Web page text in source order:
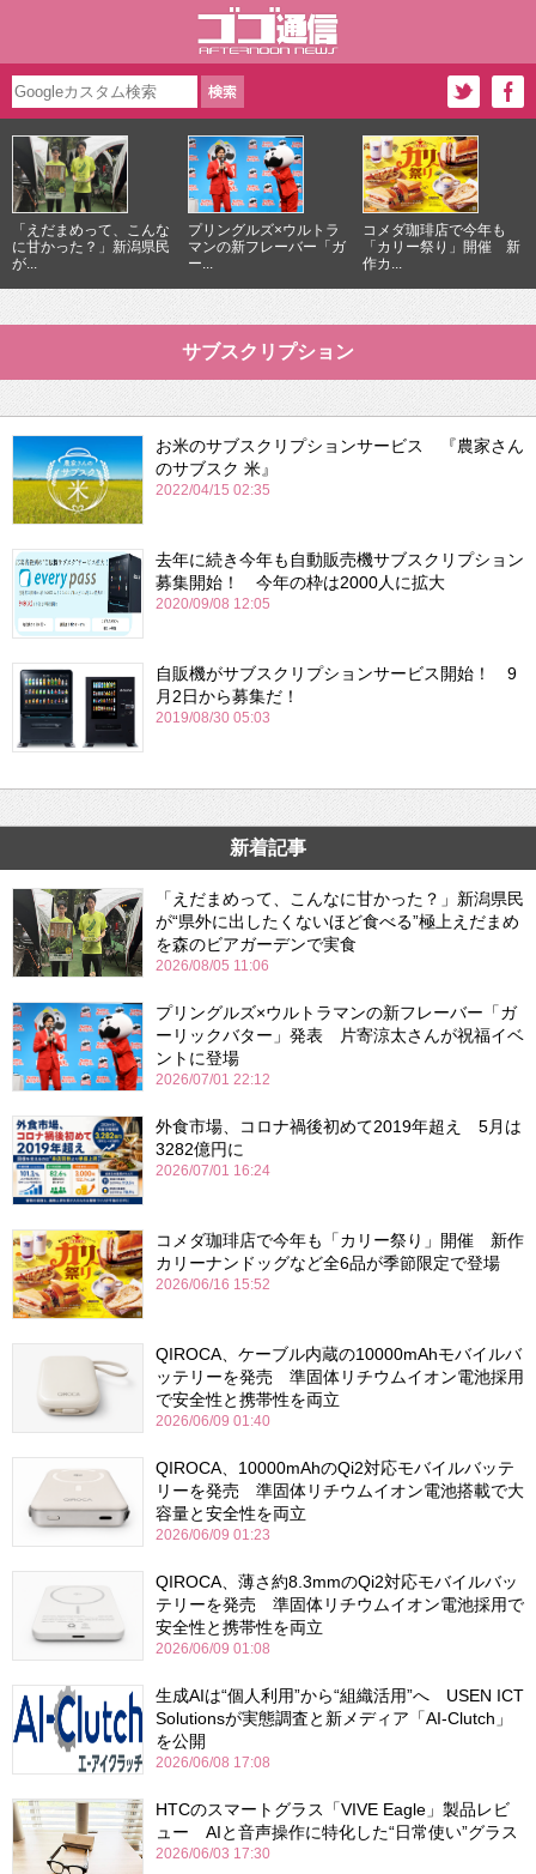
「えだまめって、こんな
に甘かった？」新潟県民
が...
プリングルズ×ウルトラ
マンの新フレーバー「ガ
ー...
コメダ珈琲店で今年も
「カリー祭り」開催 新
作カ...
サブスクリプション
お米のサブスクリプションサービス 『農家さん
のサブスク 米』
2022/04/15 02:35
去年に続き今年も自動販売機サブスクリプション
募集開始！ 今年の枠は2000人に拡大
2020/09/08 12:05
自販機がサブスクリプションサービス開始！ 9
月2日から募集だ！
2019/08/30 05:03
新着記事
「えだまめって、こんなに甘かった？」新潟県民
が“県外に出したくないほど食べる”極上えだまめ
を森のビアガーデンで実食
2026/08/05 11:06
プリングルズ×ウルトラマンの新フレーバー「ガ
ーリックバター」発表 片寄涼太さんが祝福イベ
ントに登場
2026/07/01 22:12
外食市場、コロナ禍後初めて2019年超え 5月は
3282億円に
2026/07/01 16:24
コメダ珈琲店で今年も「カリー祭り」開催 新作
カリーナンドッグなど全6品が季節限定で登場
2026/06/16 15:52
QIROCA、ケーブル内蔵の10000mAhモバイルバ
ッテリーを発売 準固体リチウムイオン電池採用
で安全性と携帯性を両立
2026/06/09 01:40
QIROCA、10000mAhのQi2対応モバイルバッテ
リーを発売 準固体リチウムイオン電池搭載で大
容量と安全性を両立
2026/06/09 01:23
QIROCA、薄さ約8.3mmのQi2対応モバイルバッ
テリーを発売 準固体リチウムイオン電池採用で
安全性と携帯性を両立
2026/06/09 01:08
生成AIは“個人利用”から“組織活用”へ USEN ICT
Solutionsが実態調査と新メディア「AI-Clutch」
を公開
2026/06/08 17:08
HTCのスマートグラス「VIVE Eagle」製品レビ
ュー AIと音声操作に特化した“日常使い”グラス
2026/06/03 17:30